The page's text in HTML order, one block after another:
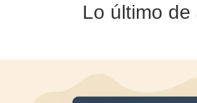
Lo último de